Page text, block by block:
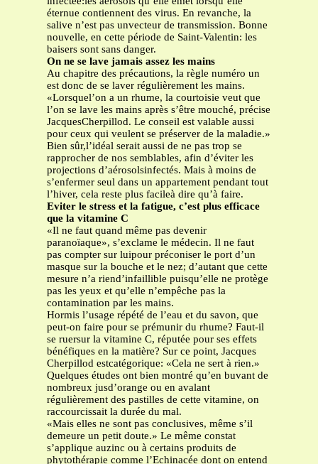
éternue contiennent des virus. En revanche, la
salive n’est pas unvecteur de transmission. Bonne
nouvelle, en cette période de Saint-Valentin: les
baisers sont sans danger.
On ne se lave jamais assez les mains
Au chapitre des précautions, la règle numéro un
est donc de se laver régulièrement les mains.
«Lorsquel’on a un rhume, la courtoisie veut que
l’on se lave les mains après s’être mouché, précise
JacquesCherpillod. Le conseil est valable aussi
pour ceux qui veulent se préserver de la maladie.»
Bien sûr,l’idéal serait aussi de ne pas trop se
rapprocher de nos semblables, afin d’éviter les
projections d’aérosolsinfectés. Mais à moins de
s’enfermer seul dans un appartement pendant tout
l’hiver, cela reste plus facileà dire qu’à faire.
Eviter le stress et la fatigue, c’est plus efficace
que la vitamine C
«Il ne faut quand même pas devenir
paranoïaque», s’exclame le médecin. Il ne faut
pas compter sur luipour préconiser le port d’un
masque sur la bouche et le nez; d’autant que cette
mesure n’a riend’infaillible puisqu’elle ne protège
pas les yeux et qu’elle n’empêche pas la
contamination par les mains.
Hormis l’usage répété de l’eau et du savon, que
peut-on faire pour se prémunir du rhume? Faut-il
se ruersur la vitamine C, réputée pour ses effets
bénéfiques en la matière? Sur ce point, Jacques
Cherpillod estcatégorique: «Cela ne sert à rien.»
Quelques études ont bien montré qu’en buvant de
nombreux jusd’orange ou en avalant
régulièrement des pastilles de cette vitamine, on
raccourcissait la durée du mal.
«Mais elles ne sont pas conclusives, même s’il
demeure un petit doute.» Le même constat
s’applique auzinc ou à certains produits de
phytothérapie comme l’Echinacée dont on entend